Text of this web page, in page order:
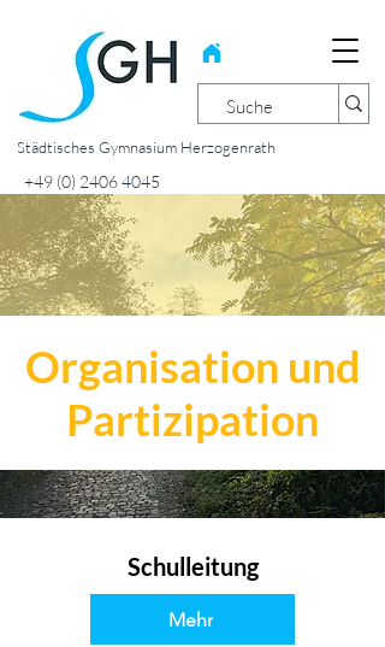
Städtisches Gymnasium Herzogenrath
+49 (0) 2406 4045
Organisation und
Partizipation
Schulleitung
Mehr